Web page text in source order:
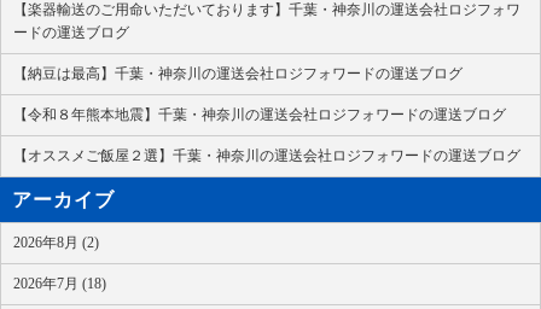
【楽器輸送のご用命いただいております】千葉・神奈川の運送会社ロジフォワ
ードの運送ブログ
【納豆は最高】千葉・神奈川の運送会社ロジフォワードの運送ブログ
【令和８年熊本地震】千葉・神奈川の運送会社ロジフォワードの運送ブログ
【オススメご飯屋２選】千葉・神奈川の運送会社ロジフォワードの運送ブログ
アーカイブ
2026年8月 (2)
2026年7月 (18)